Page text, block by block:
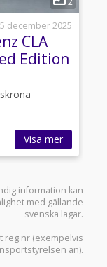
december 2025
CLA
Edition
Visa mer
information kan
med gällande
svenska lagar.
reg.nr (exempelvis
än).